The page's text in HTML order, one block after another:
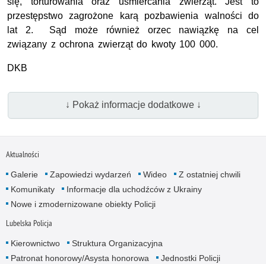
przestępstwo zagrożone karą pozbawienia walności do
lat 2. Sąd może również orzec nawiązkę na cel
związany z ochrona zwierząt do kwoty 100 000.
DKB
↓ Pokaż informacje dodatkowe ↓
Aktualności
Galerie Zapowiedzi wydarzeń Wideo
Z ostatniej chwili
Komunikaty
Informacje dla uchodźców z Ukrainy
Nowe i zmodernizowane obiekty Policji
Lubelska Policja
Kierownictwo
Struktura Organizacyjna
Patronat honorowy/Asysta honorowa
Jednostki Policji